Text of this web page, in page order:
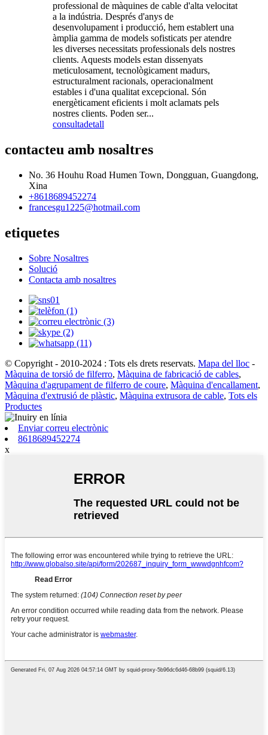
professional de màquines de cable d'alta velocitat
a la indústria. Després d'anys de
desenvolupament i producció, hem establert una
àmplia gamma de models sofisticats per atendre
les diverses necessitats professionals dels nostres
clients. Aquests models estan dissenyats
meticulosament, tecnològicament madurs,
estructuralment racionals, operacionalment
estables i d'una qualitat excepcional. Són
energèticament eficients i molt aclamats pels
nostres clients. Poden ser...
consultadetall
contacteu amb nosaltres
No. 36 Houhu Road Humen Town, Dongguan, Guangdong,
Xina
+8618689452274
francesgu1225@hotmail.com
etiquetes
Sobre Nosaltres
Solució
Contacta amb nosaltres
© Copyright - 2010-2024 : Tots els drets reservats. Mapa del lloc -
Màquina de torsió de filferro, Màquina de fabricació de cables,
Màquina d'agrupament de filferro de coure, Màquina d'encallament,
Màquina d'extrusió de plàstic, Màquina extrusora de cable, Tots els
Productes
Enviar correu electrònic
8618689452274
x